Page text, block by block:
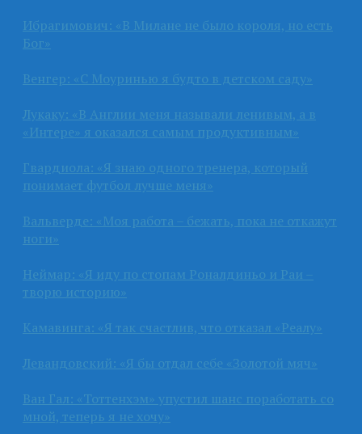
Ибрагимович: «В Милане не было короля, но есть
Бог»
Венгер: «С Моуринью я будто в детском саду»
Лукаку: «В Англии меня называли ленивым, а в
«Интере» я оказался самым продуктивным»
Гвардиола: «Я знаю одного тренера, который
понимает футбол лучше меня»
Вальверде: «Моя работа – бежать, пока не откажут
ноги»
Неймар: «Я иду по стопам Роналдиньо и Раи –
творю историю»
Камавинга: «Я так счастлив, что отказал «Реалу»
Левандовский: «Я бы отдал себе «Золотой мяч»
Ван Гал: «Тоттенхэм» упустил шанс поработать со
мной, теперь я не хочу»